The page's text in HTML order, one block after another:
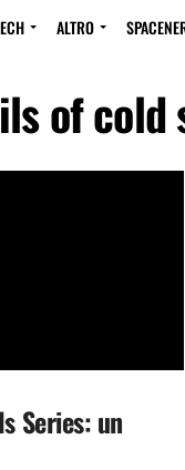
ALTRO
of cold
Series: un